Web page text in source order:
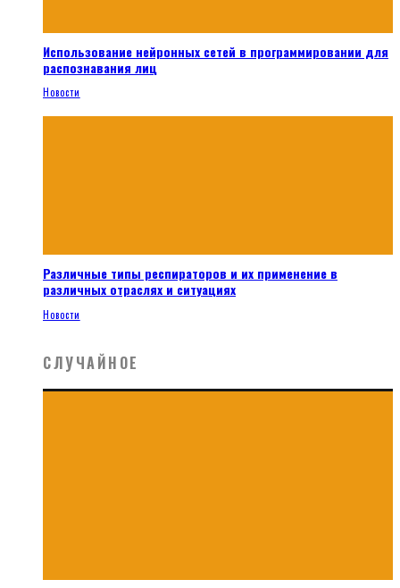
Использование нейронных сетей в программировании для
распознавания лиц
Новости
Различные типы респираторов и их применение в
различных отраслях и ситуациях
Новости
СЛУЧАЙНОЕ